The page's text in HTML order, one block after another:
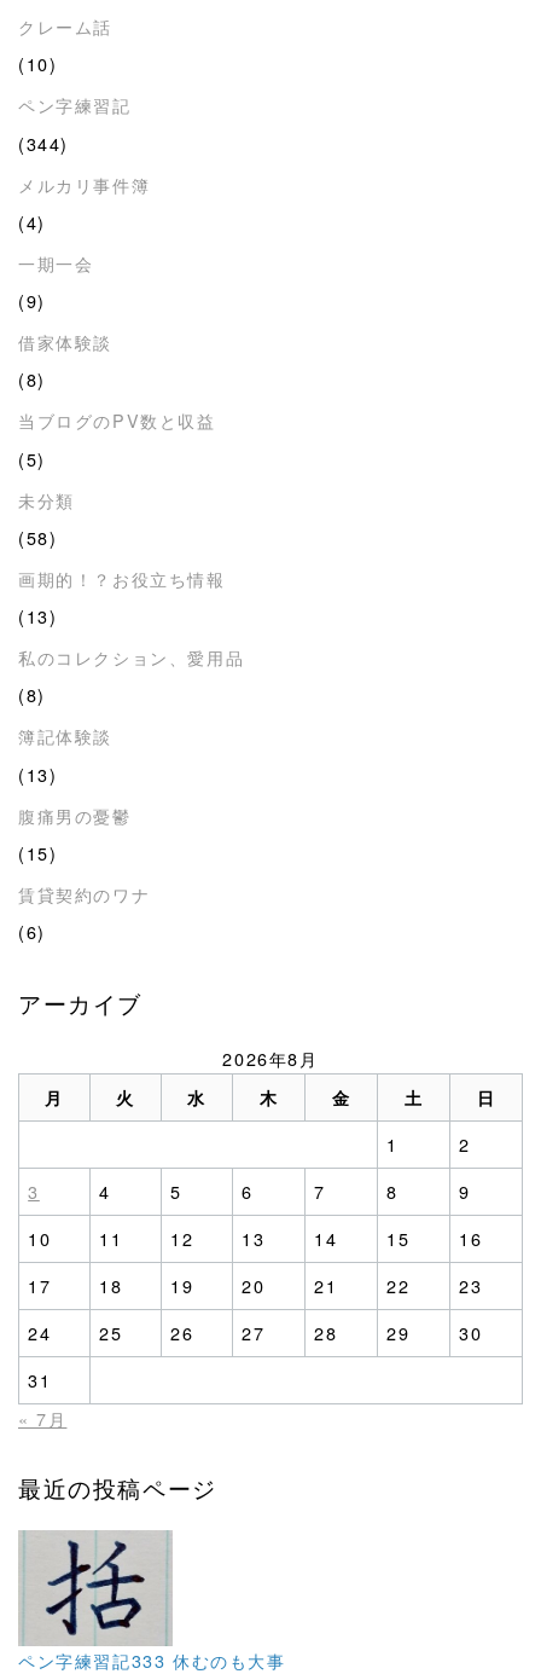
クレーム話
(10)
ペン字練習記
(344)
メルカリ事件簿
(4)
一期一会
(9)
借家体験談
(8)
当ブログのPV数と収益
(5)
未分類
(58)
画期的！？お役立ち情報
(13)
私のコレクション、愛用品
(8)
簿記体験談
(13)
腹痛男の憂鬱
(15)
賃貸契約のワナ
(6)
アーカイブ
2026年8月
月 火 水 木 金 土 日
1
2
3
4 5 6 7 8
9
10
11 12 13 14 15
16
17
18 19 20 21 22
23
24
25 26 27 28 29
30
31
« 7月
最近の投稿ページ
ペン字練習記333 休むのも大事